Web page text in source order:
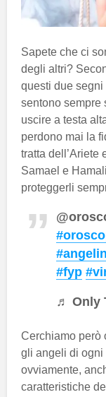
Sapete che ci
degli altri?
questi due segni
sentono sempre
uscire a testa
perdono mai la
tratta dell’Ariete
Samael e
proteggerli
#fyp
♬ Only
Cerchiamo però
gli angeli di ogni
ovviamente,
caratteristiche